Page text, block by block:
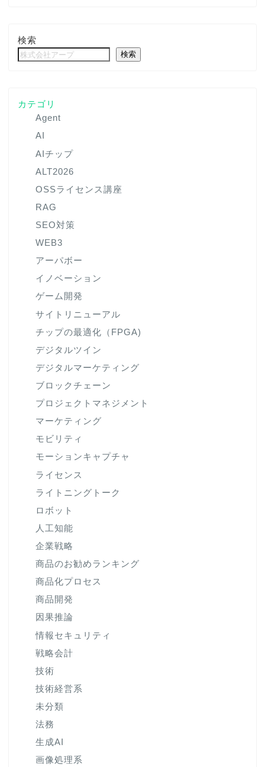
検索
検索
カテゴリ
Agent
AI
AIチップ
ALT2026
OSSライセンス講座
RAG
SEO対策
WEB3
アーパボー
イノベーション
ゲーム開発
サイトリニューアル
チップの最適化（FPGA)
デジタルツイン
デジタルマーケティング
ブロックチェーン
プロジェクトマネジメント
マーケティング
モビリティ
モーションキャプチャ
ライセンス
ライトニングトーク
ロボット
人工知能
企業戦略
商品のお勧めランキング
商品化プロセス
商品開発
因果推論
情報セキュリティ
戦略会計
技術
技術経営系
未分類
法務
生成AI
画像処理系